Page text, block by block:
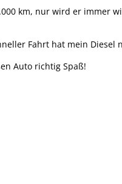
km, nur wird er immer
Fahrt hat mein Diesel
Auto richtig Spaß!